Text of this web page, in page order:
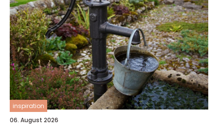
inspiration
06. August 2026